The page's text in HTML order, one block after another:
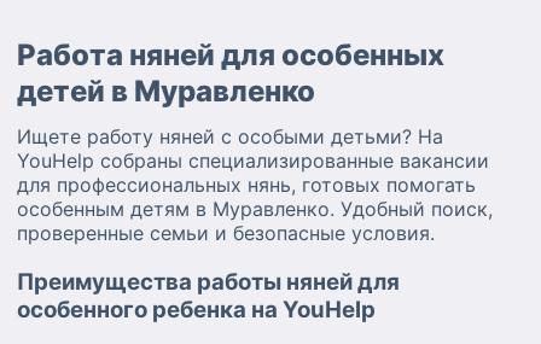
Работа няней для особенных
детей в Муравленко
Ищете работу няней с особыми детьми? На
YouHelp собраны специализированные вакансии
для профессиональных нянь, готовых помогать
особенным детям в Муравленко. Удобный поиск,
проверенные семьи и безопасные условия.
Преимущества работы няней для
особенного ребенка на YouHelp